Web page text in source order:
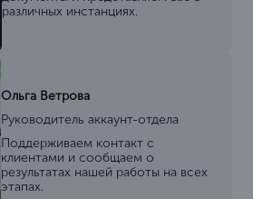
различных инстанциях.
Ольга Ветрова
Руководитель аккаунт-отдела
Поддерживаем контакт с
клиентами и сообщаем о
результатах нашей работы на всех
этапах.